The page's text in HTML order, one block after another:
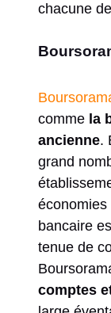
chacune
comme la
ancienne.
grand
bancaire
tenue de
comptes